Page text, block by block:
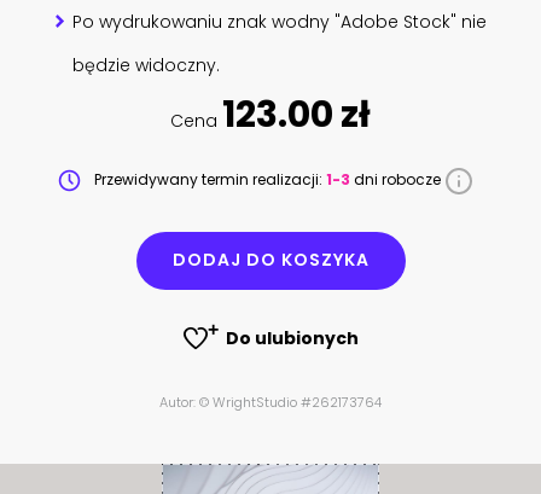
Po wydrukowaniu znak wodny "Adobe Stock" nie
będzie widoczny.
Cena 123.00 zł
Przewidywany termin realizacji: 1-3 dni robocze
DODAJ DO KOSZYKA
Do ulubionych
Autor: © WrightStudio #262173764